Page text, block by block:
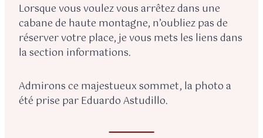
Lorsque vous voulez vous arrêtez dans une
cabane de haute montagne, n’oubliez pas de
réserver votre place, je vous mets les liens dans
la section informations.
Admirons ce majestueux sommet, la photo a
été prise par Eduardo Astudillo.